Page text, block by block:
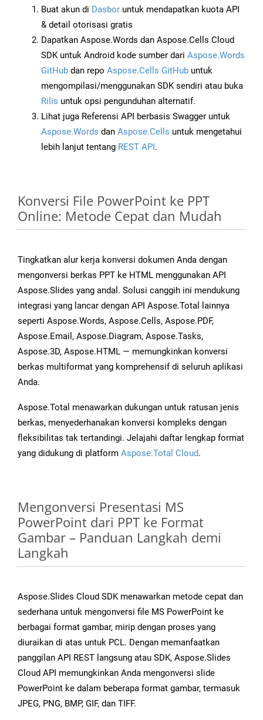
Buat akun di Dasbor untuk mendapatkan kuota API
& detail otorisasi gratis
Dapatkan Aspose.Words dan Aspose.Cells Cloud
SDK untuk Android kode sumber dari Aspose.Words
GitHub dan repo Aspose.Cells GitHub untuk
mengompilasi/menggunakan SDK sendiri atau buka
Rilis untuk opsi pengunduhan alternatif.
Lihat juga Referensi API berbasis Swagger untuk
Aspose.Words dan Aspose.Cells untuk mengetahui
lebih lanjut tentang REST API.
Konversi File PowerPoint ke PPT
Online: Metode Cepat dan Mudah
Tingkatkan alur kerja konversi dokumen Anda dengan
mengonversi berkas PPT ke HTML menggunakan API
Aspose.Slides yang andal. Solusi canggih ini mendukung
integrasi yang lancar dengan API Aspose.Total lainnya
seperti Aspose.Words, Aspose.Cells, Aspose.PDF,
Aspose.Email, Aspose.Diagram, Aspose.Tasks,
Aspose.3D, Aspose.HTML — memungkinkan konversi
berkas multiformat yang komprehensif di seluruh aplikasi
Anda.
Aspose.Total menawarkan dukungan untuk ratusan jenis
berkas, menyederhanakan konversi kompleks dengan
fleksibilitas tak tertandingi. Jelajahi daftar lengkap format
yang didukung di platform Aspose.Total Cloud.
Mengonversi Presentasi MS
PowerPoint dari PPT ke Format
Gambar – Panduan Langkah demi
Langkah
Aspose.Slides Cloud SDK menawarkan metode cepat dan
sederhana untuk mengonversi file MS PowerPoint ke
berbagai format gambar, mirip dengan proses yang
diuraikan di atas untuk PCL. Dengan memanfaatkan
panggilan API REST langsung atau SDK, Aspose.Slides
Cloud API memungkinkan Anda mengonversi slide
PowerPoint ke dalam beberapa format gambar, termasuk
JPEG, PNG, BMP, GIF, dan TIFF.